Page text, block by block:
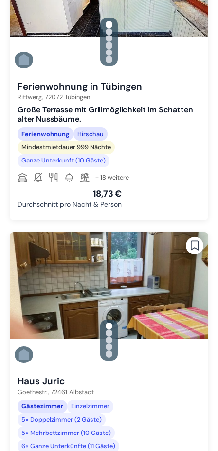
gallery.slide_selector
Zu Slide 1 wechseln
Zu Slide 2 wechseln
Zu Slide 3 wechseln
Zu Slide 4 wechseln
Zu Slide 5 wechseln
Zu Slide 6 wechseln
Ferienwohnung in Tübingen
Rittwerg, 72072 Tübingen
Große Terrasse mit Grillmöglichkeit im Schatten
alter Nussbäume.
Ferienwohnung
Hirschau
Mindestmietdauer 999 Nächte
Ganze Unterkunft (10 Gäste)
+ 18 weitere
18,73 €
Durchschnitt pro Nacht & Person
gallery.slide_selector
Zu Slide 1 wechseln
Zu Slide 2 wechseln
Zu Slide 3 wechseln
Zu Slide 4 wechseln
Zu Slide 5 wechseln
Haus Juric
Goethestr., 72461 Albstadt
Gästezimmer
Einzelzimmer
5× Doppelzimmer (2 Gäste)
5× Mehrbettzimmer (10 Gäste)
6× Ganze Unterkünfte (11 Gäste)